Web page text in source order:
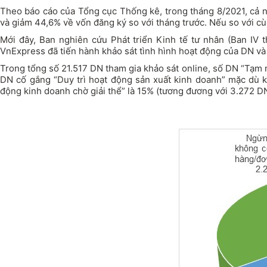
Theo báo cáo của Tổng cục Thống kê, trong tháng 8/2021,
và giảm 44,6% về vốn đăng ký so với tháng trước. Nếu so với
Mới đây, Ban nghiên cứu Phát triển Kinh tế tư nhân (Ban
VnExpress đã tiến hành khảo sát tình hình hoạt động của DN
Trong tổng số 21.517 DN tham gia khảo sát online, số DN
DN cố gắng “Duy trì hoạt động sản xuất kinh doanh” mặc
động kinh doanh chờ giải thể” là 15% (tương đương với 3.272